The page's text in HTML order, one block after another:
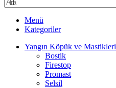
Menü
Kategoriler
Yangın Köpük ve Mastikleri
Bostik
Firestop
Promast
Selsil